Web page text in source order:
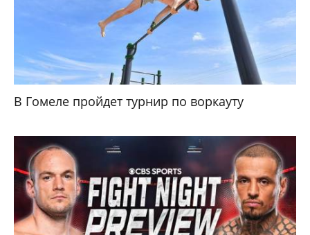
В Гомеле пройдет турнир по воркауту